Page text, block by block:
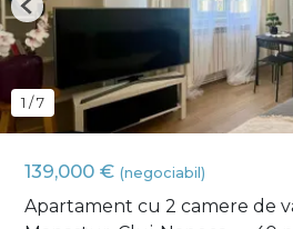
139,000 € (negociabil)
Apartament cu 2 camere de
1 /7
Previous